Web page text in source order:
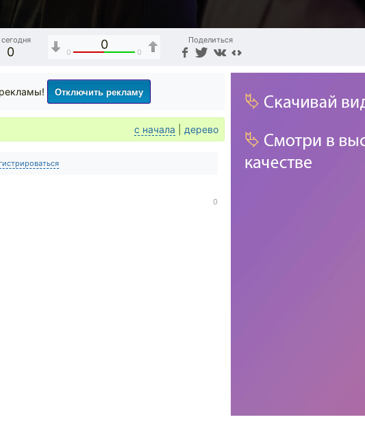
сегодня
0
0
0 0
Поделиться
Отключить рекламу
с начала дерево
0